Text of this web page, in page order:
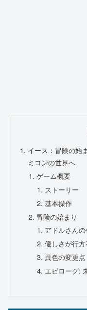
イース：冒険の始
ミコンの世界へ
ゲーム概要
ストーリー
基本操作
冒険の始まり
アドルさん
優しさが行
異色の変更点
エピローグ: